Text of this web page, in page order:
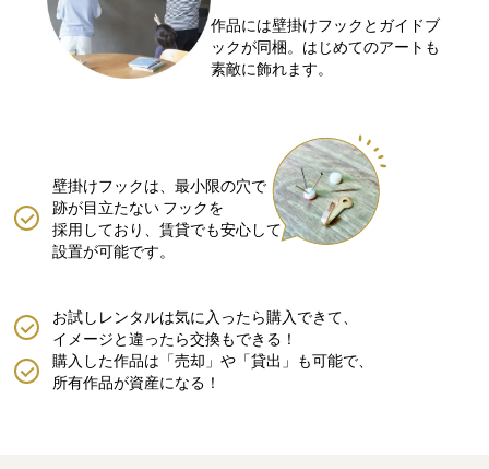
作品には壁掛けフックとガイドブ
ックが同梱。はじめてのアートも
素敵に飾れます。
壁掛けフックは、最小限の穴で
跡が目立たない フックを
採用しており、賃貸でも安心して
設置が可能です。
購入した作品は「売却」や「貸出」も可能で、
所有作品が資産になる！
お試しレンタルは気に入ったら購入できて、
イメージと違ったら交換もできる！